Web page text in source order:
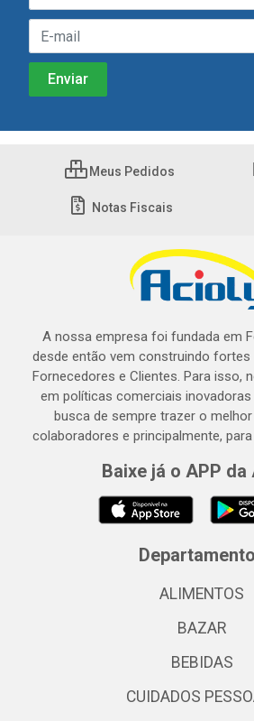
Meus Pedidos
Notas Fiscais
A nossa empresa foi fundada em
desde então vem construindo
Fornecedores e Clientes. Para isso,
em políticas comerciais
busca de sempre trazer o
colaboradores e principalmente,
Baixe já o APP da
ALIMENTOS
BAZAR
BEBIDAS
CUIDADOS